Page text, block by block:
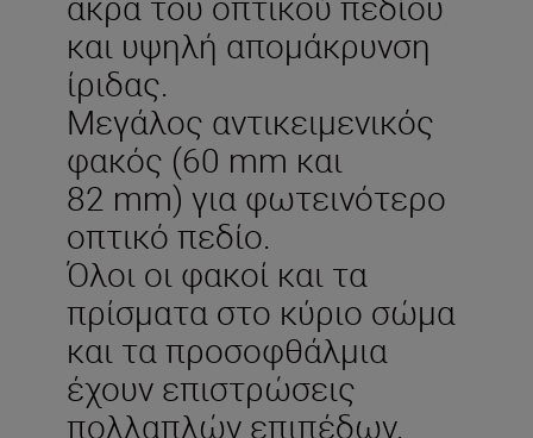
και υψηλή απομάκρυνση
ίριδας.
Μεγάλος αντικειμενικός
φακός (60 mm και
82 mm) για φωτεινότερο
οπτικό πεδίο.
Όλοι οι φακοί και τα
πρίσματα στο κύριο σώμα
και τα προσοφθάλμια
έχουν επιστρώσεις
πολλαπλών επιπέδων.